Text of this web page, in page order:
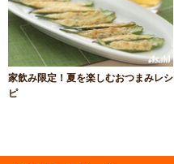
家飲み限定！夏を楽しむおつまみレシ
ピ